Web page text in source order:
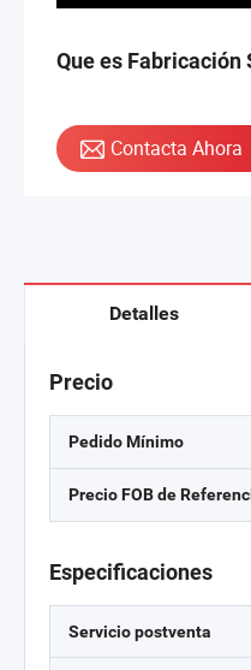
Que es Fabricación
Contacta Ahora
Detalles
Precio
Pedido Mínimo
Precio FOB de
Especificaciones
Servicio postventa